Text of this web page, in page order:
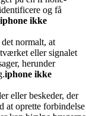
og få
iphone ikke
normalt, at
eller signalet
herunder
iphone ikke
eller beskeder, der
at oprette forbindelse